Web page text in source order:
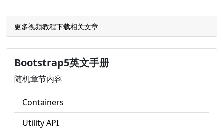
更多视频教程下载相关文章
Bootstrap5英文手册
随机章节内容
Containers
Utility API